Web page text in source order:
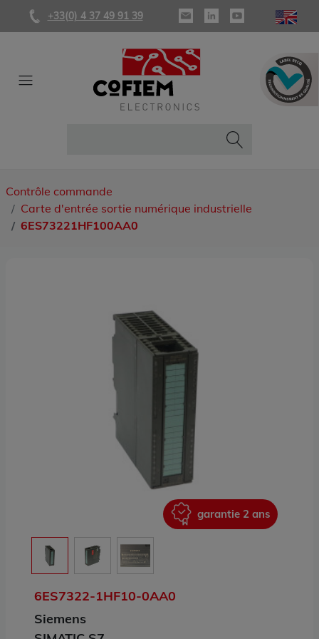
+33(0) 4 37 49 91 39
Contrôle commande
Carte d'entrée sortie numérique industrielle
6ES73221HF100AA0
garantie 2 ans
6ES7322-1HF10-0AA0
Siemens